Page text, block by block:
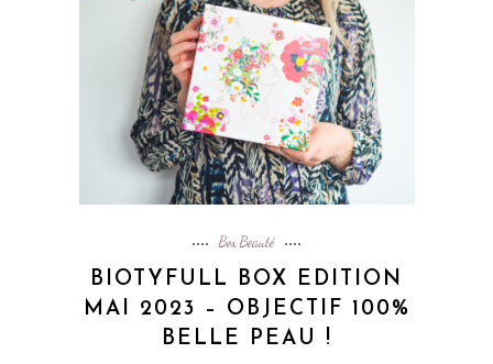
Box Beauté
BIOTYFULL BOX EDITION
MAI 2023 – OBJECTIF 100%
BELLE PEAU !